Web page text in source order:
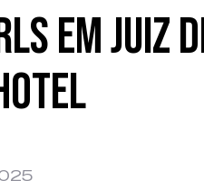
em Juiz